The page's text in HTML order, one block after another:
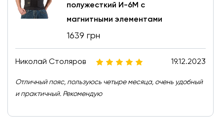
полужесткий И-6М с
магнитными элементами
1639 грн
Николай Столяров 19.12.2023
Отличный пояс, пользуюсь четыре месяца, очень удобный
и практичный. Рекомендую